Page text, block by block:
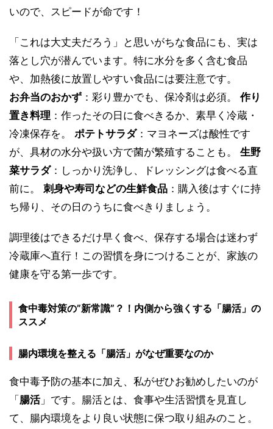
いので、スピードが命です！
「これは大丈夫だろう」と思いがちな食品にも、実は
落とし穴が潜んでいます。特に水分を多く含む食品
や、加熱後に放置しやすい食品には要注意です。
お弁当のおかず ：彩り豊かでも、保冷剤は必須。 作り
置き料理 ：作ったその日に食べきるか、素早く冷蔵・
冷凍保存を。 ポテトサラダ：マヨネーズは酸性です
が、具材の水分や扱い方で菌が繁殖することも。 生野
菜サラダ：しっかり洗浄し、ドレッシングは食べる直
前に。 刺身や寿司などの生鮮食品 ：購入後はすぐに持
ち帰り、その日のうちに食べきりましょう。
調理後はできるだけ早く食べ、保存する場合は迷わず
冷蔵庫へ直行！この習慣を身につけることが、家族の
健康を守る第一歩です。
食中毒対策の”新常識”？！内側から強くする「腸活」の
ススメ
腸内環境を整える「腸活」がなぜ重要なのか
食中毒予防の基本に加え、私がぜひお勧めしたいのが
「腸活」です。腸活とは、食事や生活習慣を見直し
て、腸内環境をより良い状態に保つ取り組みのこと。